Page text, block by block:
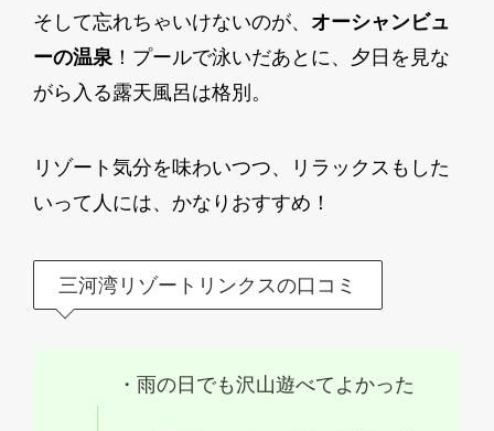
そして忘れちゃいけないのが、 オーシャンビュ
ーの温泉！プールで泳いだあとに、夕日を見な
がら入る露天風呂は格別。
リゾート気分を味わいつつ、リラックスもした
いって人には、かなりおすすめ！
三河湾リゾートリンクスの口コミ
・雨の日でも沢山遊べてよかった